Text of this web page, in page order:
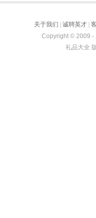
关于我们 诚聘英才
Copyright © 2009 -
礼品大全